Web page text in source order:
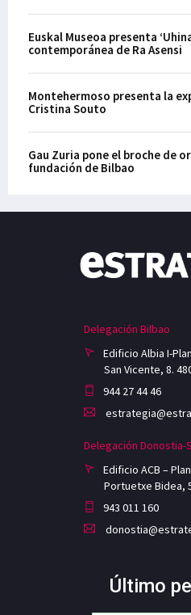
Euskal Museoa presenta
contemporánea de Ra Asensi
Montehermoso presenta la
Cristina Souto
Gau Zuria pone el broche de
fundación de Bilbao
Delegación Bilbao
Edificio Albia I-
San Vicente, 8.
944 27 44 46
Delegación Donostia-
Edificio ACB –
Portuetxe Bidea,
943 011 160
Último